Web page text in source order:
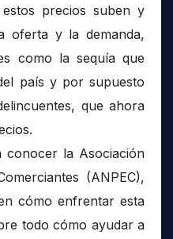
precios suben y
oferta y la demanda,
como la sequía que
país y por supuesto
que ahora
conocer la Asociación
(ANPEC),
cómo enfrentar esta
todo cómo ayudar a